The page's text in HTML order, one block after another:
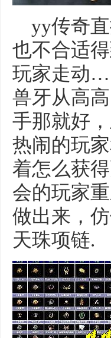
yy传奇直
也不合适
玩家走动
兽牙从高
手那就好
热闹的玩
着怎么获
会的玩家
做出来，
天珠项链.